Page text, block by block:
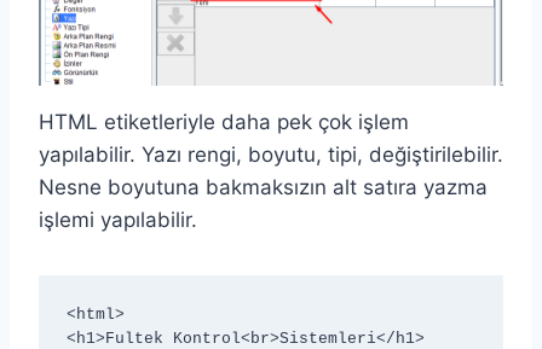
HTML etiketleriyle daha pek çok işlem
yapılabilir. Yazı rengi, boyutu, tipi, değiştirilebilir.
Nesne boyutuna bakmaksızın alt satıra yazma
işlemi yapılabilir.
<html>
<h1>Fultek Kontrol<br>Sistemleri</h1>